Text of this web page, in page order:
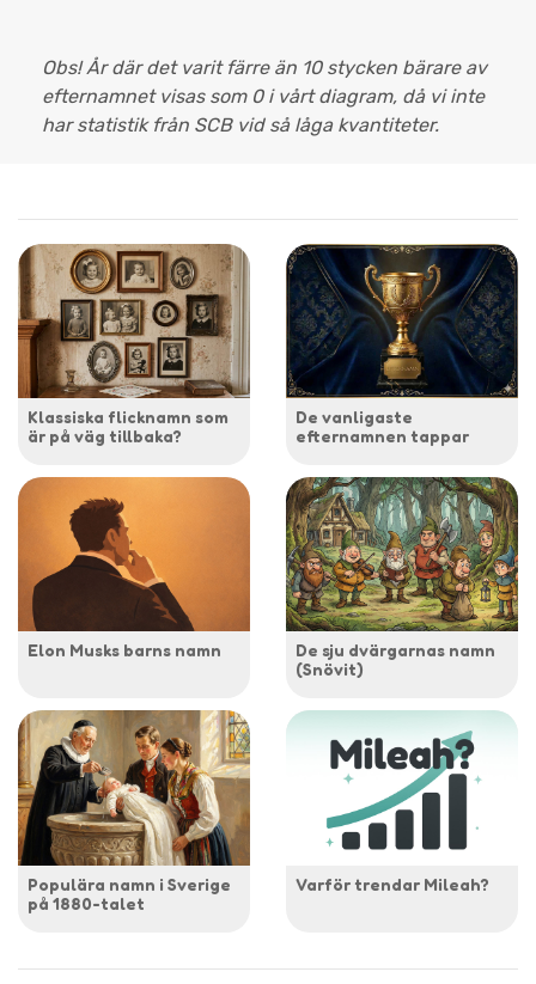
Obs! År där det varit färre än 10 stycken bärare av
efternamnet visas som 0 i vårt diagram, då vi inte
har statistik från SCB vid så låga kvantiteter.
Klassiska flicknamn som
är på väg tillbaka?
De vanligaste
efternamnen tappar
Elon Musks barns namn
De sju dvärgarnas namn
(Snövit)
Populära namn i Sverige
på 1880-talet
Varför trendar Mileah?